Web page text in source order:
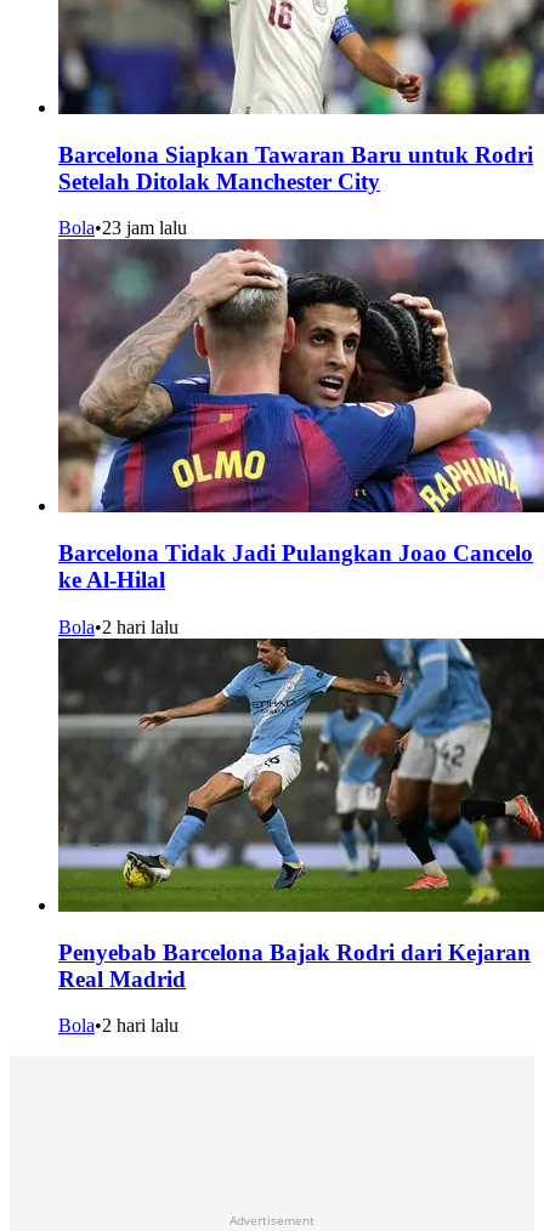
Barcelona Siapkan Tawaran Baru untuk Rodri
Setelah Ditolak Manchester City
Bola•23 jam lalu
Barcelona Tidak Jadi Pulangkan Joao Cancelo
ke Al-Hilal
Bola•2 hari lalu
Penyebab Barcelona Bajak Rodri dari Kejaran
Real Madrid
Bola•2 hari lalu
Advertisement